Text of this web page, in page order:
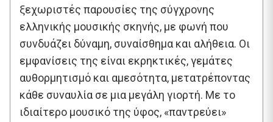
ξεχωριστές παρουσίες της σύγχρονης
ελληνικής μουσικής σκηνής, με φωνή που
συνδυάζει δύναμη, συναίσθημα και αλήθεια. Οι
εμφανίσεις της είναι εκρηκτικές, γεμάτες
αυθορμητισμό και αμεσότητα, μετατρέποντας
κάθε συναυλία σε μια μεγάλη γιορτή. Με το
ιδιαίτερο μουσικό της ύφος, «παντρεύει»